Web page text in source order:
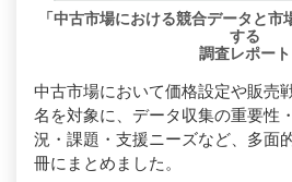
「中古市場における競合データと
する
調査レポート
中古市場において価格設定や販売
名を対象に、データ収集の重要性
況・課題・支援ニーズなど、多面
冊にまとめました。